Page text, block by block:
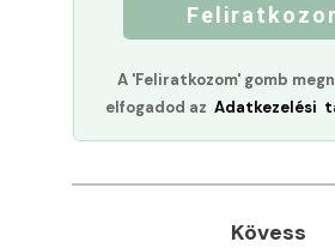
A 'Feliratkozom' gomb
elfogadod az Adatkezelési
Kövess